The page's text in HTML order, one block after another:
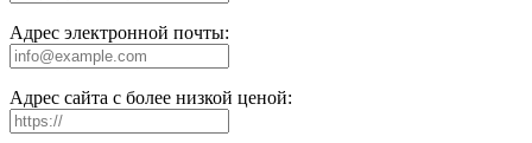
Адрес электронной почты:
Адрес сайта с более низкой ценой: